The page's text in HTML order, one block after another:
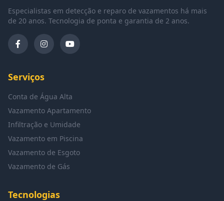
Especialistas em detecção e reparo de vazamentos há mais
de 20 anos. Tecnologia de ponta e garantia de 2 anos.
Serviços
Conta de Água Alta
Vazamento Apartamento
Infiltração e Umidade
Vazamento em Piscina
Vazamento de Esgoto
Vazamento de Gás
Tecnologias